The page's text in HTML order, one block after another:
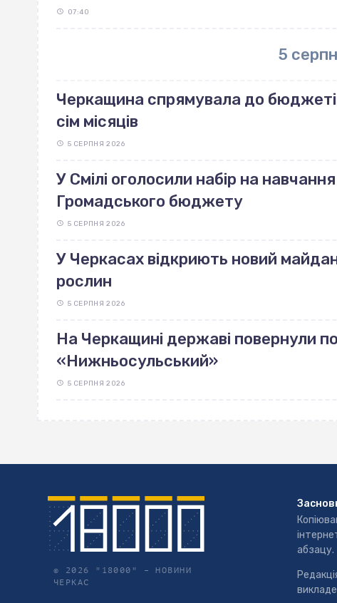
07:40
5
Черкащина спрямувала до
сім місяців
5 СЕРПНЯ 2026
У Смілі оголосили набір на
Громадського бюджету
5 СЕРПНЯ 2026
У Черкасах відкриють новий
рослин
5 СЕРПНЯ 2026
На Черкащині державі повернули
«Нижньосульський»
5 СЕРПНЯ 2026
© 2026 "18000" –НОВИНИ
ЧЕРКАС
абзацу.